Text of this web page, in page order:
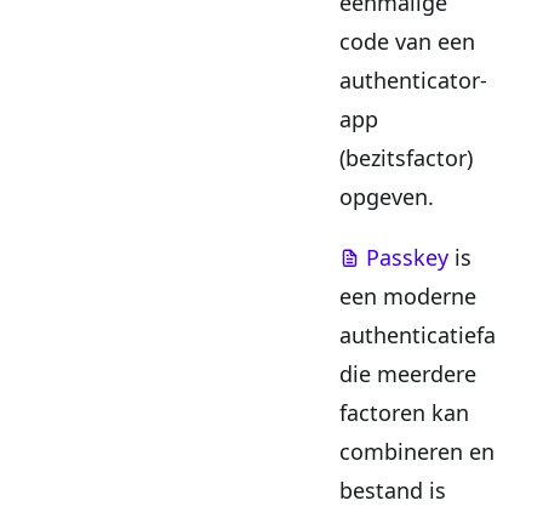
code van een
authenticator-
app
(bezitsfactor)
opgeven.
Passkey is
een moderne
authenticatiefactor
die meerdere
factoren kan
combineren en
bestand is